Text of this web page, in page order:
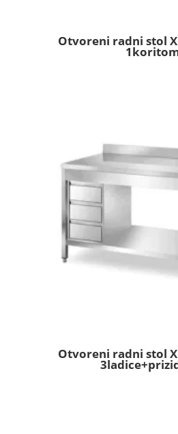
Otvoreni radni stol
Otvoreni radni stol